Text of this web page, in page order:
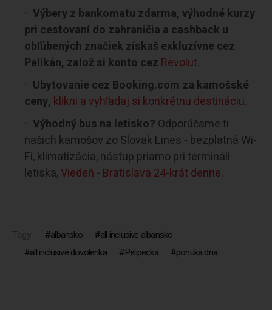
Výbery z bankomatu zdarma, výhodné kurzy
pri cestovaní do zahraničia a cashback u
obľúbených značiek získaš exkluzívne cez
Pelikán, založ si konto cez Revolut.
Ubytovanie cez Booking.com za kamošské
ceny, klikni a vyhľadaj si konkrétnu destináciu.
Výhodný bus na letisko? Odporúčame ti
našich kamošov zo Slovak Lines - bezplatná Wi-
Fi, klimatizácia, nástup priamo pri termináli
letiska,Viedeň - Bratislava 24-krát denne.
Tagy: albansko
all inclusive albansko
all inclusive dovolenka
Pelipecka ponuka dna